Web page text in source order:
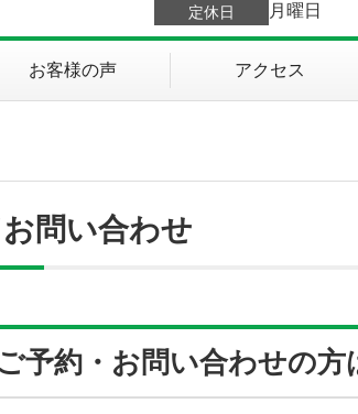
定休日 月曜日
お客様の声 アクセス
問い合わせ
予約・お問い合わせの方